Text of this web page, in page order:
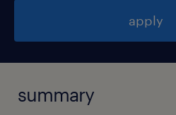
apply
summary